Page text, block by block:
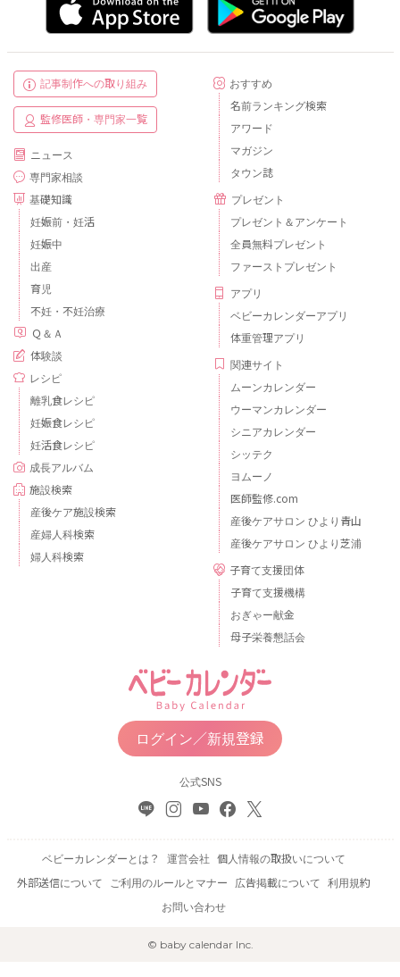
記事制作への取り組み
監修医師・専門家一覧
ニュース
専門家相談
基礎知識
妊娠前・妊活
妊娠中
出産
育児
不妊・不妊治療
Ｑ＆Ａ
体験談
レシピ
離乳食レシピ
妊娠食レシピ
妊活食レシピ
成長アルバム
施設検索
産後ケア施設検索
産婦人科検索
婦人科検索
おすすめ
名前ランキング検索
アワード
マガジン
タウン誌
プレゼント
プレゼント＆アンケート
全員無料プレゼント
ファーストプレゼント
アプリ
ベビーカレンダーアプリ
体重管理アプリ
関連サイト
ムーンカレンダー
ウーマンカレンダー
シニアカレンダー
シッテク
ヨムーノ
医師監修.com
産後ケアサロン ひより青山
産後ケアサロン ひより芝浦
子育て支援団体
子育て支援機構
おぎゃー献金
母子栄養懇話会
ログイン／新規登録
公式SNS
ベビーカレンダーとは？ 運営会社
個人情報の取扱いについて
外部送信について
ご利用のルールとマナー 広告掲載について
利用規約
お問い合わせ
© baby calendar Inc.